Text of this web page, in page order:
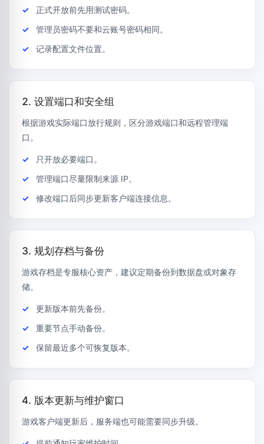
正式开放前先用测试密码。
管理员密码不要和云账号密码相同。
记录配置文件位置。
2. 设置端口和安全组
根据游戏实际端口放行规则，区分游戏端口和远程管理端
口。
只开放必要端口。
管理端口尽量限制来源 IP。
修改端口后同步更新客户端连接信息。
3. 规划存档与备份
游戏存档是专服核心资产，建议定期备份到数据盘或对象存
储。
更新版本前先备份。
重要节点手动备份。
保留最近多个可恢复版本。
4. 版本更新与维护窗口
游戏客户端更新后，服务端也可能需要同步升级。